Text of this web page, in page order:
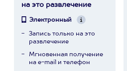
на это развлечение
Электронный
Запись только на это
развлечение
Мгновенная получение
на e-mail и телефон